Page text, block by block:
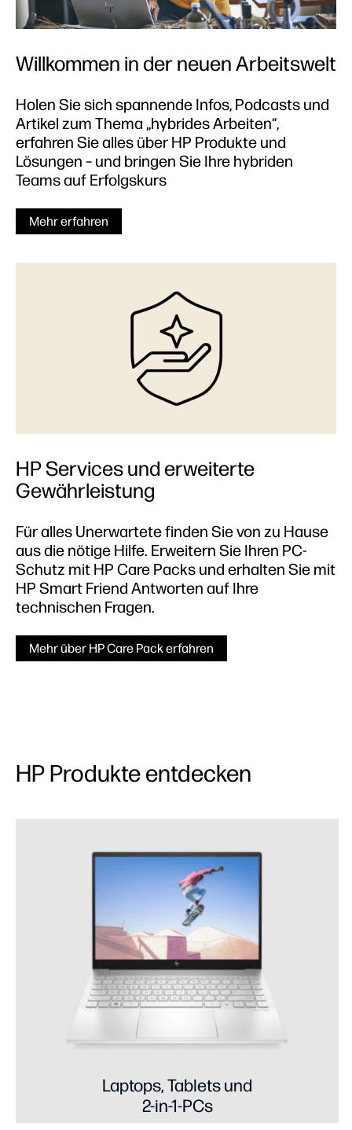
Willkommen in der neuen Arbeitswelt
Holen Sie sich spannende Infos, Podcasts und
Artikel zum Thema „hybrides Arbeiten“,
erfahren Sie alles über HP Produkte und
Lösungen – und bringen Sie Ihre hybriden
Teams auf Erfolgskurs
Mehr erfahren
HP Services und erweiterte
Gewährleistung
Für alles Unerwartete finden Sie von zu Hause
aus die nötige Hilfe. Erweitern Sie Ihren PC-
Schutz mit HP Care Packs und erhalten Sie mit
HP Smart Friend Antworten auf Ihre
technischen Fragen.
Mehr über HP Care Pack erfahren
HP Produkte entdecken
Laptops, Tablets und
2-in-1-PCs